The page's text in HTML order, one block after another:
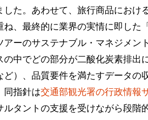
した。あわせて、旅行商品にお
、最終的に業界の実情に即し
ーのサステナブル・マネジメン
中でどの部分が二酸化炭素排
）、品質要件を満たすデータ
同指針は交通部観光署の行政情報
タントの支援を受けながら段階